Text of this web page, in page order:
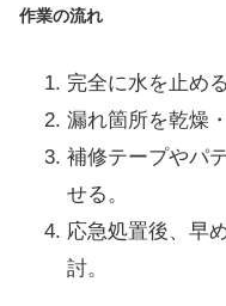
作業の流れ
完全に水を止め
漏れ箇所を乾燥
補修テープやパ
せる。
応急処置後、早
討。